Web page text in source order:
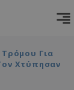
Τρόμου Για
Χτύπησαν